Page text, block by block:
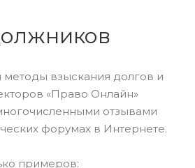
взыскания долгов и
«Право Онлайн»
отзывами
форумах в Интернете.
примеров: